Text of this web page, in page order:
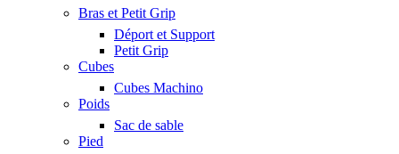
Bras et Petit Grip
Déport et Support
Petit Grip
Cubes
Cubes Machino
Poids
Sac de sable
Pied